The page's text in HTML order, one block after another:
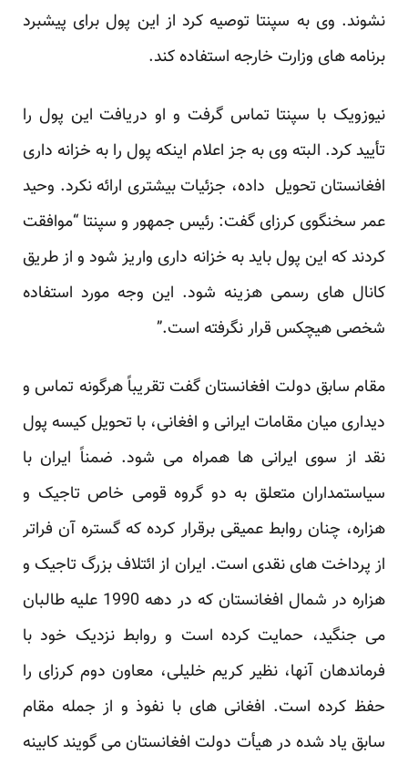
نشوند. وی به سپنتا توصیه کرد از این پول برای پیشبرد
برنامه های وزارت خارجه استفاده کند.
نیوزویک با سپنتا تماس گرفت و او دریافت این پول را
تأیید کرد. البته وی به جز اعلام اینکه پول را به خزانه داری
افغانستان تحویل داده، جزئیات بیشتری ارائه نکرد. وحید
عمر سخنگوی کرزای گفت: رئیس جمهور و سپنتا “موافقت
کردند که این پول باید به خزانه داری واریز شود و از طریق
کانال های رسمی هزینه شود. این وجه مورد استفاده
شخصی هیچکس قرار نگرفته است.”
مقام سابق دولت افغانستان گفت تقریباً هرگونه تماس و
دیداری میان مقامات ایرانی و افغانی، با تحویل کیسه پول
نقد از سوی ایرانی ها همراه می شود. ضمناً ایران با
سیاستمداران متعلق به دو گروه قومی خاص تاجیک و
هزاره، چنان روابط عمیقی برقرار کرده که گستره آن فراتر
از پرداخت های نقدی است. ایران از ائتلاف بزرگ تاجیک و
هزاره در شمال افغانستان که در دهه 1990 علیه طالبان
می جنگید، حمایت کرده است و روابط نزدیک خود با
فرماندهان آنها، نظیر کریم خلیلی، معاون دوم کرزای را
حفظ کرده است. افغانی های با نفوذ و از جمله مقام
سابق یاد شده در هیأت دولت افغانستان می گویند کابینه